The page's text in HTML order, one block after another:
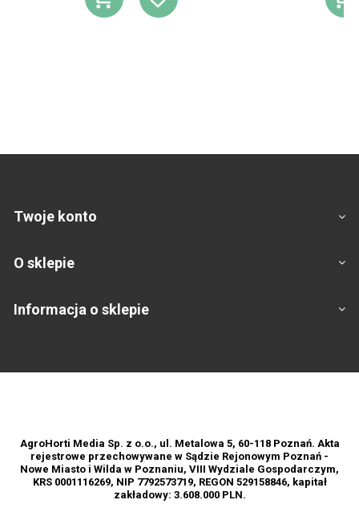
DODAJ DO KOSZYKA
DODAJ DO
Twoje konto
O sklepie
Informacja o sklepie
AgroHorti Media Sp. z o.o., ul. Metalowa 5, 60-118 Poznań. Akta
rejestrowe przechowywane w Sądzie Rejonowym Poznań -
Nowe Miasto i Wilda w Poznaniu, VIII Wydziale Gospodarczym,
KRS 0001116269, NIP 7792573719, REGON 529158846, kapitał
zakładowy: 3.608.000 PLN.